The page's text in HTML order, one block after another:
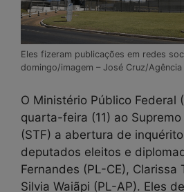
Eles fizeram publicações em redes
domingo/imagem – José Cruz/Agência
O Ministério Público Federal
quarta-feira (11) ao
(STF) a abertura de
deputados eleitos e
Fernandes (PL-CE), Clarissa
Silvia Waiãpi (PL-AP). Eles